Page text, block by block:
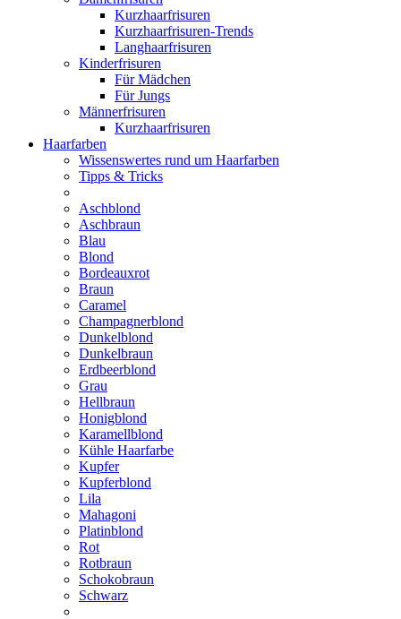
Kurzhaarfrisuren
Kurzhaarfrisuren-Trends
Langhaarfrisuren
Kinderfrisuren
Für Mädchen
Für Jungs
Männerfrisuren
Kurzhaarfrisuren
Haarfarben
Wissenswertes rund um Haarfarben
Tipps & Tricks
Aschblond
Aschbraun
Blau
Blond
Bordeauxrot
Braun
Caramel
Champagnerblond
Dunkelblond
Dunkelbraun
Erdbeerblond
Grau
Hellbraun
Honigblond
Karamellblond
Kühle Haarfarbe
Kupfer
Kupferblond
Lila
Mahagoni
Platinblond
Rot
Rotbraun
Schokobraun
Schwarz